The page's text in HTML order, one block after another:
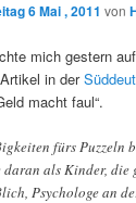
6 Mai , 2011 von
mich gestern
in der
macht faul“.
fürs Puzzeln
daran als Kinder,
Psychologe an